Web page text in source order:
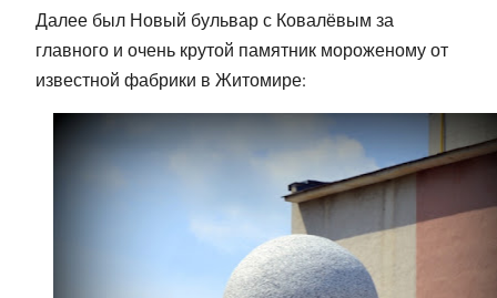
Далее был Новый бульвар с Ковалёвым за
главного и очень крутой памятник мороженому от
известной фабрики в Житомире: